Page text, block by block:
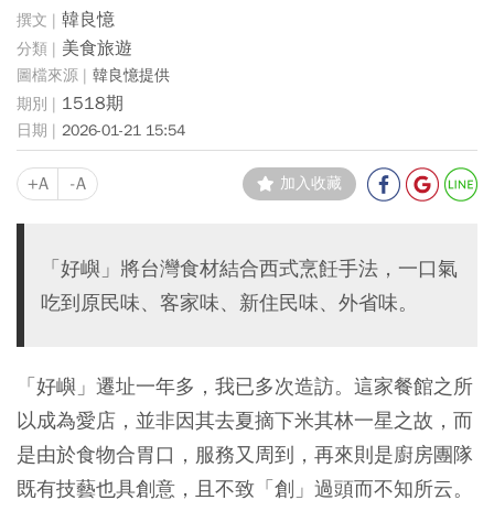
韓良憶
美食旅遊
韓良憶提供
1518期
2026-01-21 15:54
+A -A 加入收藏
「好嶼」將台灣食材結合西式烹飪手法，一口氣
吃到原民味、客家味、新住民味、外省味。
「好嶼」遷址一年多，我已多次造訪。這家餐館之所
以成為愛店，並非因其去夏摘下米其林一星之故，而
是由於食物合胃口，服務又周到，再來則是廚房團隊
既有技藝也具創意，且不致「創」過頭而不知所云。